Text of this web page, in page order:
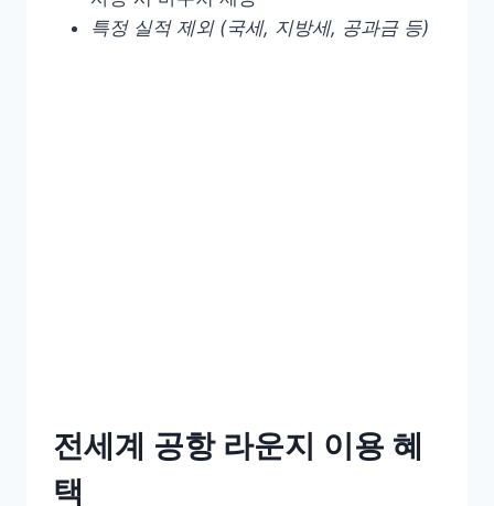
특정 실적 제외 (국세, 지방세, 공과금 등)
전세계 공항 라운지 이용 혜
택